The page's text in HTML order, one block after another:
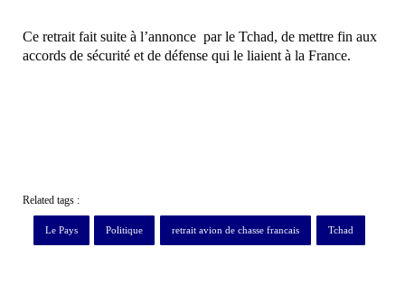
Ce retrait fait suite à l’annonce par le Tchad, de mettre fin aux
accords de sécurité et de défense qui le liaient à la France.
Related tags :
Le Pays Politique retrait avion de chasse francais Tchad